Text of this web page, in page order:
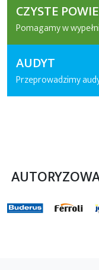
CZYSTE
Pomagamy w
AUDYT
Przeprowadzimy